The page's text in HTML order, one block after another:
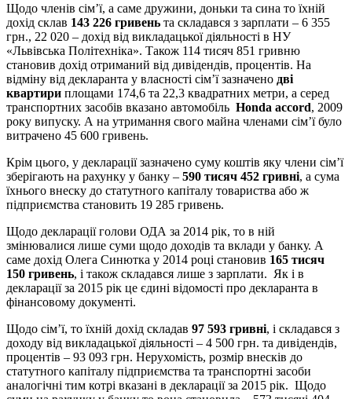
Щодо членів сім’ї, а саме дружини, доньки та сина то їхній
дохід склав 143 226 гривень та складався з зарплати – 6 355
грн., 22 020 – дохід від викладацької діяльності в НУ
«Львівська Політехніка». Також 114 тисяч 851 гривню
становив дохід отриманий від дивідендів, процентів. На
відміну від декларанта у власності сім’ї зазначено дві
квартири площами 174,6 та 22,3 квадратних метри, а серед
транспортних засобів вказано автомобіль Honda accord, 2009
року випуску. А на утримання свого майна членами сім’ї було
витрачено 45 600 гривень.
Крім цього, у декларації зазначено суму коштів яку члени сім’ї
зберігають на рахунку у банку – 590 тисяч 452 гривні, а сума
їхнього внеску до статутного капіталу товариства або ж
підприємства становить 19 285 гривень.
Щодо декларації голови ОДА за 2014 рік, то в ній
змінювалися лише суми щодо доходів та вклади у банку. А
саме дохід Олега Синютка у 2014 році становив 165 тисяч
150 гривень, і також складався лише з зарплати. Як і в
декларації за 2015 рік це єдині відомості про декларанта в
фінансовому документі.
Щодо сім’ї, то їхній дохід складав 97 593 гривні, і складався з
доходу від викладацької діяльності – 4 500 грн. та дивідендів,
процентів – 93 093 грн. Нерухомість, розмір внесків до
статутного капіталу підприємства та транспортні засоби
аналогічні тим котрі вказані в декларації за 2015 рік. Щодо